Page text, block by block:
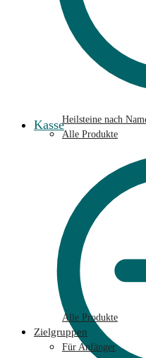
KasseHeilsteine nach
Alle Produkte
Alle Produkte
Zielgruppen
Für Anfänger